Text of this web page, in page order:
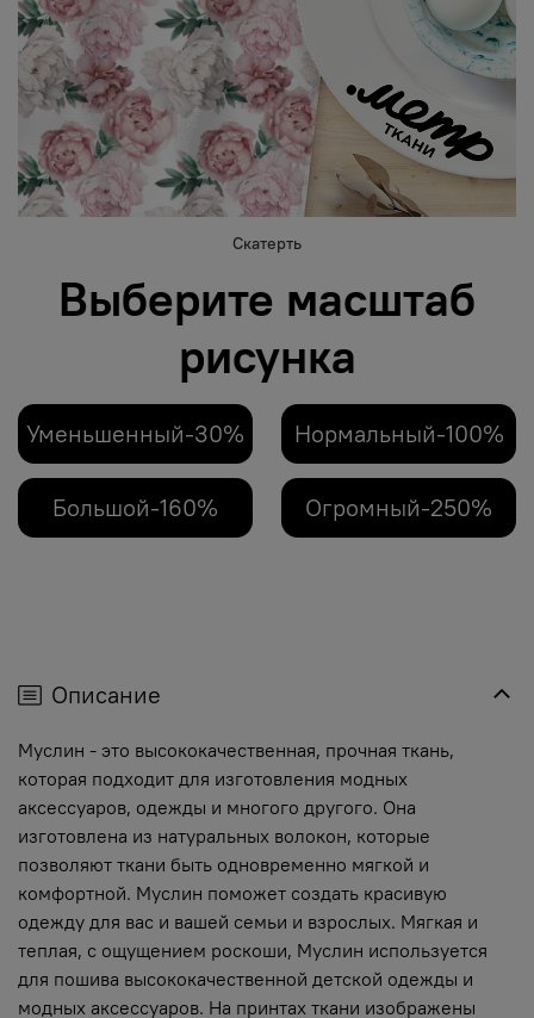
Скатерть
Выберите масштаб
рисунка
Уменьшенный-30% Нормальный-100%
Большой-160% Огромный-250%
Описание
Муслин - это высококачественная, прочная ткань,
которая подходит для изготовления модных
аксессуаров, одежды и многого другого. Она
изготовлена из натуральных волокон, которые
позволяют ткани быть одновременно мягкой и
комфортной. Муслин поможет создать красивую
одежду для вас и вашей семьи и взрослых. Мягкая и
теплая, с ощущением роскоши, Муслин используется
для пошива высококачественной детской одежды и
модных аксессуаров. На принтах ткани изображены